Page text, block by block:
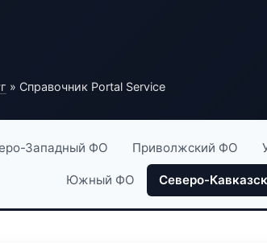
» Справочник Portal Service
Западный ФО Приволжский ФО
Южный ФО Северо-